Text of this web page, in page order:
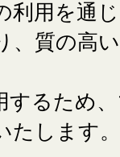
利用を通
、質の高
するため
たします